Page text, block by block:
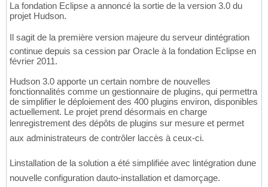
La fondation Eclipse a annoncé la sortie de la version 3.0 du
projet Hudson.
Il sagit de la première version majeure du serveur dintégration
continue depuis sa cession par Oracle à la fondation Eclipse en
février 2011.
Hudson 3.0 apporte un certain nombre de nouvelles
fonctionnalités comme un gestionnaire de plugins, qui permettra
de simplifier le déploiement des 400 plugins environ, disponibles
actuellement. Le projet prend désormais en charge
lenregistrement des dépôts de plugins sur mesure et permet
aux administrateurs de contrôler laccès à ceux-ci.
Linstallation de la solution a été simplifiée avec lintégration dune
nouvelle configuration dauto-installation et damorçage.